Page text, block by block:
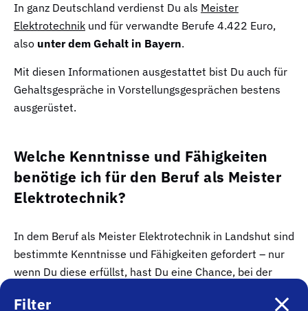
Filter
In ganz Deutschland verdienst Du als Meister
Elektrotechnik und für verwandte Berufe 4.422 Euro,
also unter dem Gehalt in Bayern.
Mit diesen Informationen ausgestattet bist Du auch für
Gehaltsgespräche in Vorstellungsgesprächen bestens
ausgerüstet.
Welche Kenntnisse und Fähigkeiten
benötige ich für den Beruf als Meister
Elektrotechnik?
In dem Beruf als Meister Elektrotechnik in Landshut sind
bestimmte Kenntnisse und Fähigkeiten gefordert – nur
wenn Du diese erfüllst, hast Du eine Chance, bei der
Folgenden listen wir eine
auf, die Du